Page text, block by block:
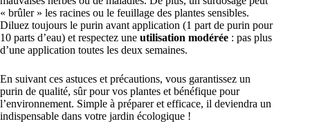
« brûler » les racines ou le feuillage des plantes sensibles.
Diluez toujours le purin avant application (1 part de purin pour
10 parts d’eau) et respectez une utilisation modérée : pas plus
d’une application toutes les deux semaines.
En suivant ces astuces et précautions, vous garantissez un
purin de qualité, sûr pour vos plantes et bénéfique pour
l’environnement. Simple à préparer et efficace, il deviendra un
indispensable dans votre jardin écologique !